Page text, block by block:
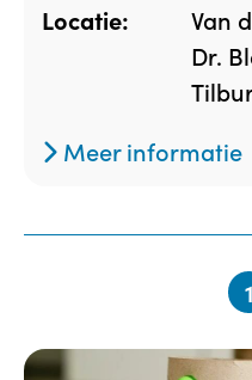
Locatie:
Van
Dr.
Meer informatie
1